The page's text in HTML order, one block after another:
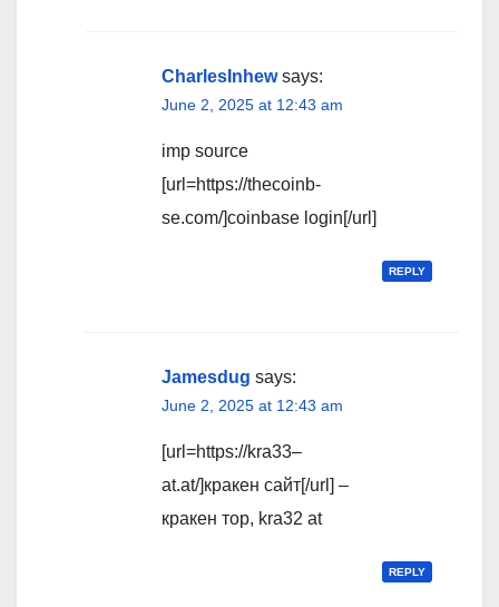
CharlesInhew says:
June 2, 2025 at 12:43 am
imp source
[url=https://thecoinb-
se.com/]coinbase login[/url]
REPLY
Jamesdug says:
June 2, 2025 at 12:43 am
[url=https://kra33–
at.at/]кракен сайт[/url] –
кракен тор, kra32 at
REPLY